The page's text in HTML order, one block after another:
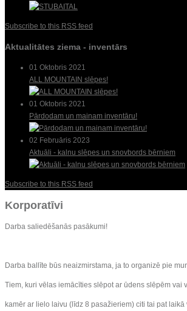
Subscribe to this RSS feed
Aktualitātes ziema - inventārs
01 Oktobris 2021
ALL MOUNTAIN slēpes!
01 Oktobris 2021
Pārdodam un mainam inventāru!
02 Februāris 2023
Aktuāli - kalnu slēpes un snovbords bērniem
Subscribe to this RSS feed
Korporatīvi
Darba saliedēšanās pasākumi!
Darba ballīte būs neaizmirstama, ja to organizē pie
Tiem, kuri vēlas iemācīties slēpot ar ūdens slēpēm
kamēr ar lielo laivu (līdz 8 pasažieriem) citi tai pat